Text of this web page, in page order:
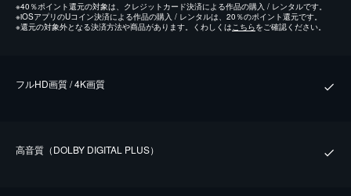
※40％ポイント還元の対象は、クレジットカード決済による作品の購入 / レンタルです。
※iOSアプリのUコイン決済による作品の購入 / レンタルは、20％のポイント還元です。
※還元の対象外となる決済方法や商品があります。くわしくはこちらをご確認ください。
フルHD画質 / 4K画質
⾼⾳質（DOLBY DIGITAL PLUS）